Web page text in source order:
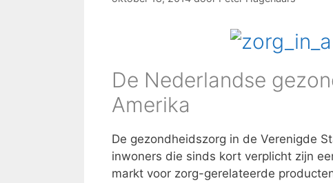
De Nederlandse
Amerika
De gezondheidszorg in de Verenigde
inwoners die sinds kort verplicht zijn
markt voor zorg-gerelateerde